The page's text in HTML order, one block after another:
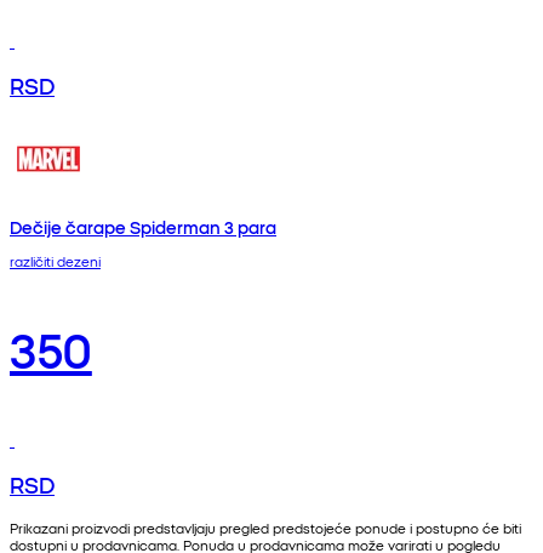
RSD
Dečije čarape Spiderman 3 para
različiti dezeni
350
RSD
Prikazani proizvodi predstavljaju pregled predstojeće ponude i postupno će biti
dostupni u prodavnicama. Ponuda u prodavnicama može varirati u pogledu